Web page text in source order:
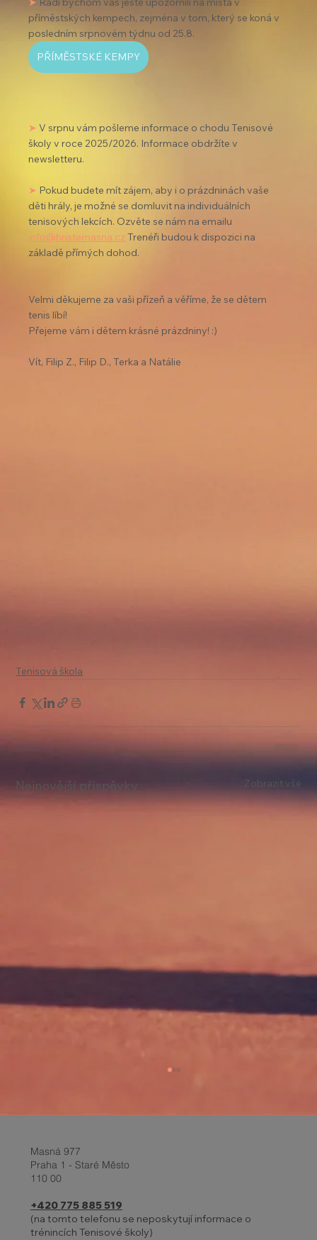
příměstských kempech, zejména v tom, který se koná v
posledním srpnovém týdnu od 25.8.
PŘÍMĚSTSKÉ KEMPY
➤ V srpnu vám pošleme informace o chodu Tenisové
školy v roce 2025/2026. Informace obdržíte v
newsletteru.
➤ Pokud budete mít zájem, aby i o prázdninách vaše
děti hrály, je možné se domluvit na individuálních
tenisových lekcích. Ozvěte se nám na emailu
info@hristemasna.cz Trenéři budou k dispozici na
základě přímých dohod.
Velmi děkujeme za vaši přízeň a věříme, že se dětem
tenis líbí!
Přejeme vám i dětem krásné prázdniny! :)
Vít, Filip Z., Filip D., Terka a Natálie
Tenisová škola
Nejnovější příspěvky Zobrazit vše
INDIVIDUÁLNÍ TRÉNINKY DĚTÍ
Masná 977
Praha 1 - Staré Město
110 00
+420 775 885 519
(na tomto telefonu se neposkytují informace o
trénincích Tenisové školy)